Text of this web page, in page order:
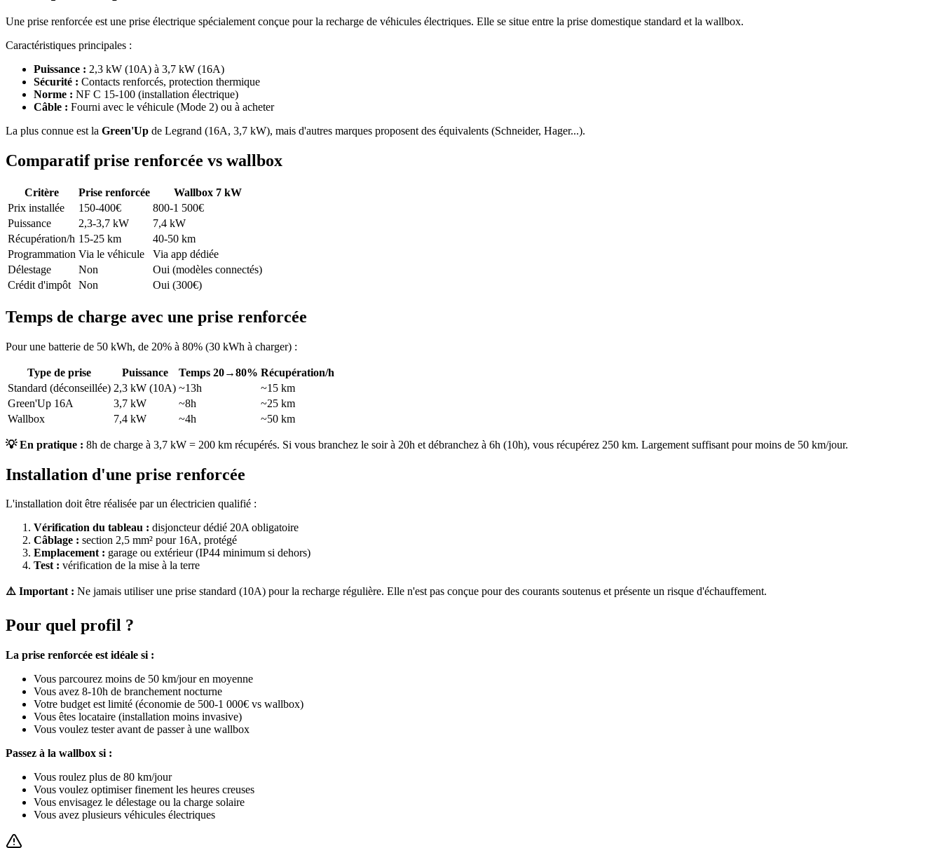
Une prise renforcée est une prise électrique spécialement conçue pour la recharge de véhicules électriques. Elle se situe entre la prise domestique standard et la wallbox.
Caractéristiques principales :
Puissance : 2,3 kW (10A) à 3,7 kW (16A)
Sécurité : Contacts renforcés, protection thermique
Norme : NF C 15-100 (installation électrique)
Câble : Fourni avec le véhicule (Mode 2) ou à acheter
La plus connue est la Green'Up de Legrand (16A, 3,7 kW), mais d'autres marques proposent des équivalents (Schneider, Hager...).
Comparatif prise renforcée vs wallbox
Critère Prise renforcée
Wallbox 7 kW
Prix installée
150-400€
800-1 500€
Puissance
2,3-3,7 kW
7,4 kW
Récupération/h 15-25 km
40-50 km
Programmation Via le véhicule
Via app dédiée
Délestage
Non
Oui (modèles connectés)
Crédit d'impôt
Non Oui (300€)
Temps de charge avec une prise renforcée
Pour une batterie de 50 kWh, de 20% à 80% (30 kWh à charger) :
Type de prise Puissance Temps 20→80% Récupération/h
Standard (déconseillée) 2,3 kW (10A) ~13h
~15 km
Green'Up 16A
3,7 kW ~8h
~25 km
Wallbox
7,4 kW ~4h ~50 km
💡 En pratique : 8h de charge à 3,7 kW = 200 km récupérés. Si vous branchez le soir à 20h et débranchez à 6h (10h), vous récupérez 250 km. Largement suffisant pour moins de 50 km/jour.
Installation d'une prise renforcée
L'installation doit être réalisée par un électricien qualifié :
Vérification du tableau : disjoncteur dédié 20A obligatoire
Câblage : section 2,5 mm² pour 16A, protégé
Emplacement : garage ou extérieur (IP44 minimum si dehors)
Test : vérification de la mise à la terre
⚠️ Important : Ne jamais utiliser une prise standard (10A) pour la recharge régulière. Elle n'est pas conçue pour des courants soutenus et présente un risque d'échauffement.
Pour quel profil ?
La prise renforcée est idéale si :
Vous parcourez moins de 50 km/jour en moyenne
Vous avez 8-10h de branchement nocturne
Votre budget est limité (économie de 500-1 000€ vs wallbox)
Vous êtes locataire (installation moins invasive)
Vous voulez tester avant de passer à une wallbox
Passez à la wallbox si :
Vous roulez plus de 80 km/jour
Vous voulez optimiser finement les heures creuses
Vous envisagez le délestage ou la charge solaire
Vous avez plusieurs véhicules électriques